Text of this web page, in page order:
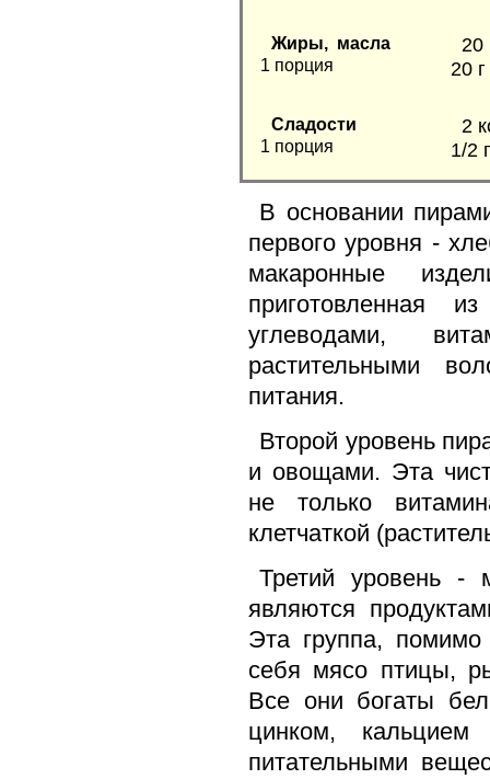
Жиры, масла
1 порция
20
20
Сладости
1 порция
2
1/2
В основании
первого уровня -
макаронные
приготовленная
углеводами,
растительными
питания.
Второй уровень
и овощами. Эта
не только
клетчаткой
Третий уровень -
являются
Эта группа,
себя мясо птицы,
Все они богаты
цинком,
питательными